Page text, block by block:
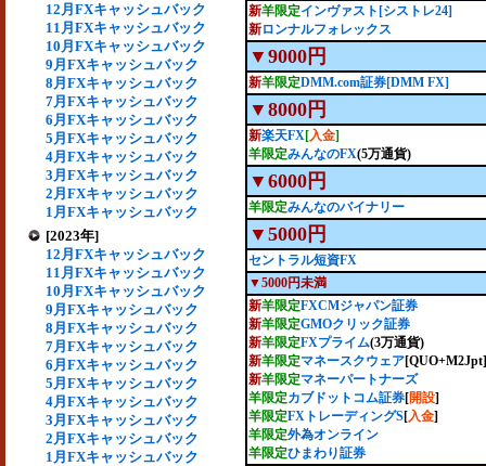
12月FXキャッシュバック
11月FXキャッシュバック
10月FXキャッシュバック
9月FXキャッシュバック
8月FXキャッシュバック
7月FXキャッシュバック
6月FXキャッシュバック
5月FXキャッシュバック
4月FXキャッシュバック
3月FXキャッシュバック
2月FXキャッシュバック
1月FXキャッシュバック
[2023年]
12月FXキャッシュバック
11月FXキャッシュバック
10月FXキャッシュバック
9月FXキャッシュバック
8月FXキャッシュバック
7月FXキャッシュバック
6月FXキャッシュバック
5月FXキャッシュバック
4月FXキャッシュバック
3月FXキャッシュバック
2月FXキャッシュバック
1月FXキャッシュバック
新羊限定インヴァスト[シストレ24]
新ロンナルフォレックス
▼9000円
新羊限定DMM.com証券[DMM FX]
▼8000円
新楽天FX[入金]
羊限定みんなのFX(5万通貨)
▼6000円
羊限定みんなのバイナリー
▼5000円
セントラル短資FX
▼5000円未満
新羊限定FXCMジャパン証券
新羊限定GMOクリック証券
新羊限定FXプライム(3万通貨)
新羊限定マネースクウェア[QUO+M2Jpt]
新羊限定マネーパートナーズ
羊限定カブドットコム証券[開設]
羊限定FXトレーディングS[入金]
羊限定外為オンライン
羊限定ひまわり証券